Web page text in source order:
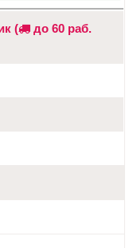
(
до 60 раб.